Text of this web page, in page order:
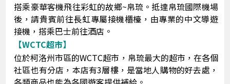
搭乘豪華客機飛往彩虹的故鄉~帛琉。抵達帛琉國際機場
後，請貴賓前往長虹專屬接機櫃檯，由專業的中文導遊
接機，搭乘巴士前往酒店。
【WCTC超市】
位於柯洛州市區的WCTC超市，帛琉最大的超市，在各個
社區也有分店，本店有3層樓，是當地人購物的好去處，